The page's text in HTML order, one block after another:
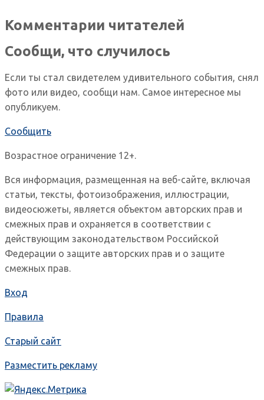
Комментарии читателей
Сообщи, что случилось
Если ты стал свидетелем удивительного события, снял
фото или видео, сообщи нам. Самое интересное мы
опубликуем.
Сообщить
Возрастное ограничение 12+.
Вся информация, размещенная на веб-сайте, включая
статьи, тексты, фотоизображения, иллюстрации,
видеосюжеты, является объектом авторских прав и
смежных прав и охраняется в соответствии с
действующим законодательством Российской
Федерации о защите авторских прав и о защите
смежных прав.
Вход
Правила
Старый сайт
Разместить рекламу